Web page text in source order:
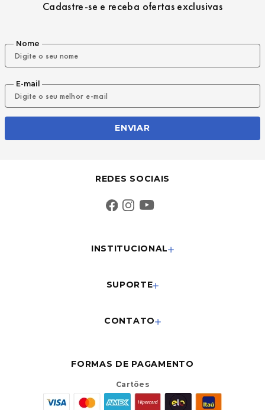
Cadastre-se e receba ofertas exclusivas
Nome
E-mail
ENVIAR
REDES SOCIAIS
INSTITUCIONAL
SUPORTE
CONTATO
FORMAS DE PAGAMENTO
Cartões